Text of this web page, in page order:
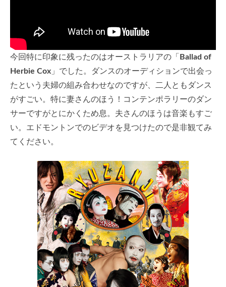
今回特に印象に残ったのはオーストラリアの「 Ballad of
Herbie Cox 」でした。ダンスのオーディションで出会っ
たという夫婦の組み合わせなのですが、二人ともダンス
がすごい。特に妻さんのほう！コンテンポラリーのダン
サーですがとにかくため息。夫さんのほうは音楽もすご
い。エドモントンでのビデオを見つけたので是非観てみ
てください。